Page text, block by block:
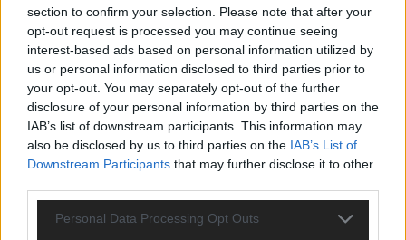
section to confirm your selection. Please note that after your
opt-out request is processed you may continue seeing
interest-based ads based on personal information utilized by
us or personal information disclosed to third parties prior to
your opt-out. You may separately opt-out of the further
disclosure of your personal information by third parties on the
IAB’s list of downstream participants. This information may
also be disclosed by us to third parties on the IAB’s List of
Downstream Participants that may further disclose it to other
Personal Data Processing Opt Outs
KOMMENTARE
Hinterlasse einen Kommentar
Wir freuen uns auf deinen Beitrag!Diskutiere mit und teile deine
Perspektive. Mit * gekennzeichnete Angaben sind Pflichtfelder.
Bitte nutze deinen Klarnamen (Vor- und Nachname) und eine
gültige E-Mail-Adresse (wird nicht veröffentlicht). Wir prüfen
respektieren, werden freigeschaltet; Hassrede, Beleidigungen,